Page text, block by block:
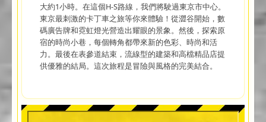
大約1小時。在這個H-S路線，我們將駛過東京市中心。
東京最刺激的卡丁車之旅等你來體驗！從澀谷開始，數
碼廣告牌和霓虹燈光營造出耀眼的景象。然後，探索原
宿的時尚小巷，每個轉角都帶來新的色彩、時尚和活
力。最後在表參道結束，流線型的建築和高檔精品店提
供優雅的結局。這次旅程是冒險與風格的完美結合。